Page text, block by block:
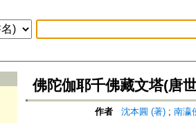
佛陀伽耶千佛藏文塔(唐
作者 沈本圓 (著); 南瀛